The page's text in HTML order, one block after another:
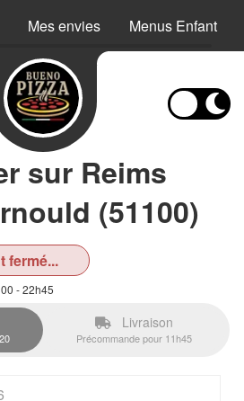
Mes envies Menus Enfant
sur Reims
(51100)
fermé...
- 22h45
Livraison
Précommande pour 11h45